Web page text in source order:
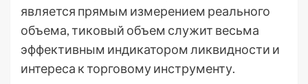
является прямым измерением реального
объема, тиковый объем служит весьма
эффективным индикатором ликвидности и
интереса к торговому инструменту.